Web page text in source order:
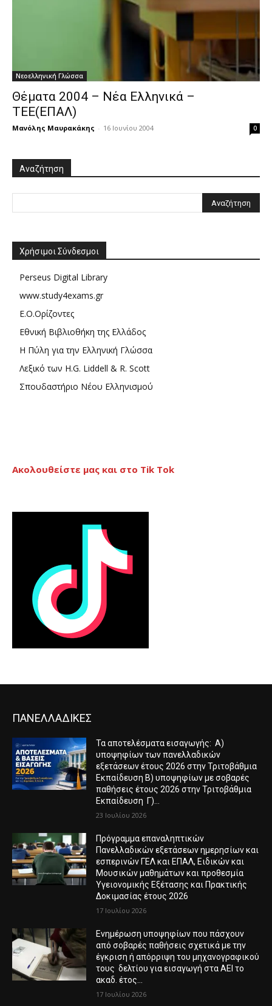
Νεοελληνική Γλώσσα
Θέματα 2004 – Νέα Ελληνικά –
TEE(ΕΠΑΛ)
Μανόλης Μαυρακάκης - 16 Ιουνίου 2004 0
Αναζήτηση
Χρήσιμοι Σύνδεσμοι
Perseus Digital Library
www.study4exams.gr
Ε.Ο.Ορίζοντες
Εθνική Βιβλιοθήκη της Ελλάδος
Η Πύλη για την Ελληνική Γλώσσα
Λεξικό των H.G. Liddell & R. Scott
Σπουδαστήριο Νέου Ελληνισμού
Ακολουθείστε μας και στο Tik Tok
ΠΑΝΕΛΛΑΔΙΚΕΣ
Τα αποτελέσματα εισαγωγής: Α)
υποψηφίων των πανελλαδικών
εξετάσεων έτους 2026 στην Τριτοβάθμια
Εκπαίδευση Β) υποψηφίων με σοβαρές
παθήσεις έτους 2026 στην Τριτοβάθμια
Εκπαίδευση Γ)...
23 Ιουλίου 2026
Πρόγραμμα επαναληπτικών
Πανελλαδικών εξετάσεων ημερησίων και
εσπερινών ΓΕΛ και ΕΠΑΛ, Ειδικών και
Μουσικών μαθημάτων και προθεσμία
Υγειονομικής Εξέτασης και Πρακτικής
Δοκιμασίας έτους 2026
17 Ιουλίου 2026
Ενημέρωση υποψηφίων που πάσχουν
από σοβαρές παθήσεις σχετικά με την
έγκριση ή απόρριψη του μηχανογραφικού
τους δελτίου για εισαγωγή στα ΑΕΙ το
ακαδ. έτος...
17 Ιουλίου 2026